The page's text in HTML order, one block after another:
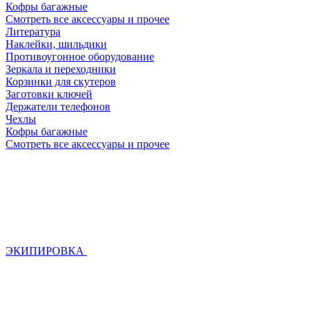
Кофры багажные
Смотреть все аксессуары и прочее
Литература
Наклейки, шильдики
Противоугонное оборудование
Зеркала и переходники
Корзинки для скутеров
Заготовки ключей
Держатели телефонов
Чехлы
Кофры багажные
Смотреть все аксессуары и прочее
ЭКИПИРОВКА